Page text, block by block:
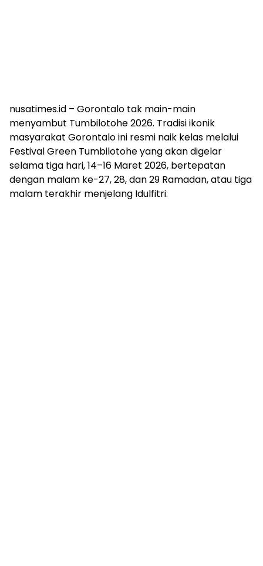
nusatimes.id – Gorontalo tak main-main
menyambut Tumbilotohe 2026. Tradisi ikonik
masyarakat Gorontalo ini resmi naik kelas melalui
Festival Green Tumbilotohe yang akan digelar
selama tiga hari, 14–16 Maret 2026, bertepatan
dengan malam ke-27, 28, dan 29 Ramadan, atau tiga
malam terakhir menjelang Idulfitri.